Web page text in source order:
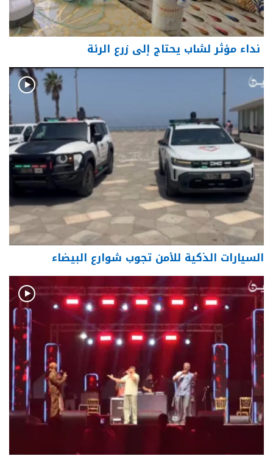
نداء مؤثر لشاب يحتاج إلى زرع الرئة
السيارات الذكية للأمن تجوب شوارع البيضاء